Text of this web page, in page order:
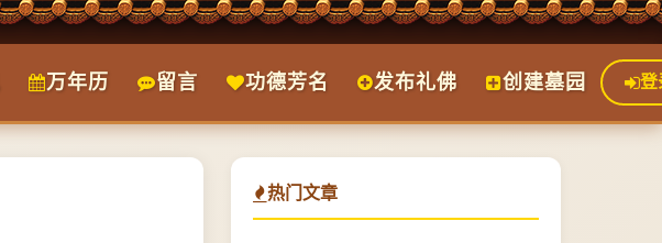
万年历 留言 功德芳名 发布礼佛 创建墓园 登
热门文章